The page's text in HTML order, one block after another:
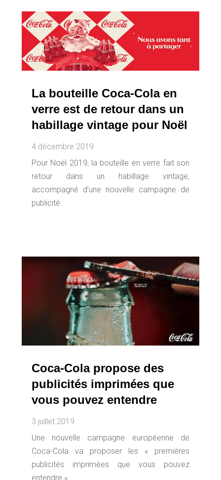
La bouteille Coca-Cola en
verre est de retour dans un
habillage vintage pour Noël
4 décembre 2019
Pour Noël 2019, la bouteille en verre fait son
retour dans un habillage vintage,
accompagné d’une nouvelle campagne de
publicité.
Coca-Cola propose des
publicités imprimées que
vous pouvez entendre
3 juillet 2019
Une nouvelle campagne européenne de
Coca-Cola va proposer les « premières
publicités imprimées que vous pouvez
entendre ».